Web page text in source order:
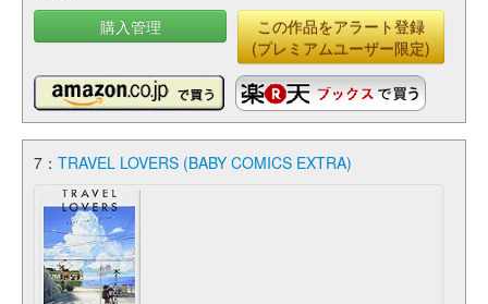
購入管理
この作品をアラート登録
(プレミアムユーザー限定)
7： TRAVEL LOVERS (BABY COMICS EXTRA)